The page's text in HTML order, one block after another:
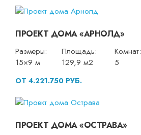
ПРОЕКТ ДОМА «АРНОЛД»
Размеры:
15×9 м
Площадь:
129,9 м2
Комнат:
5
ОТ 4.221.750 РУБ.
ПРОЕКТ ДОМА «ОСТРАВА»